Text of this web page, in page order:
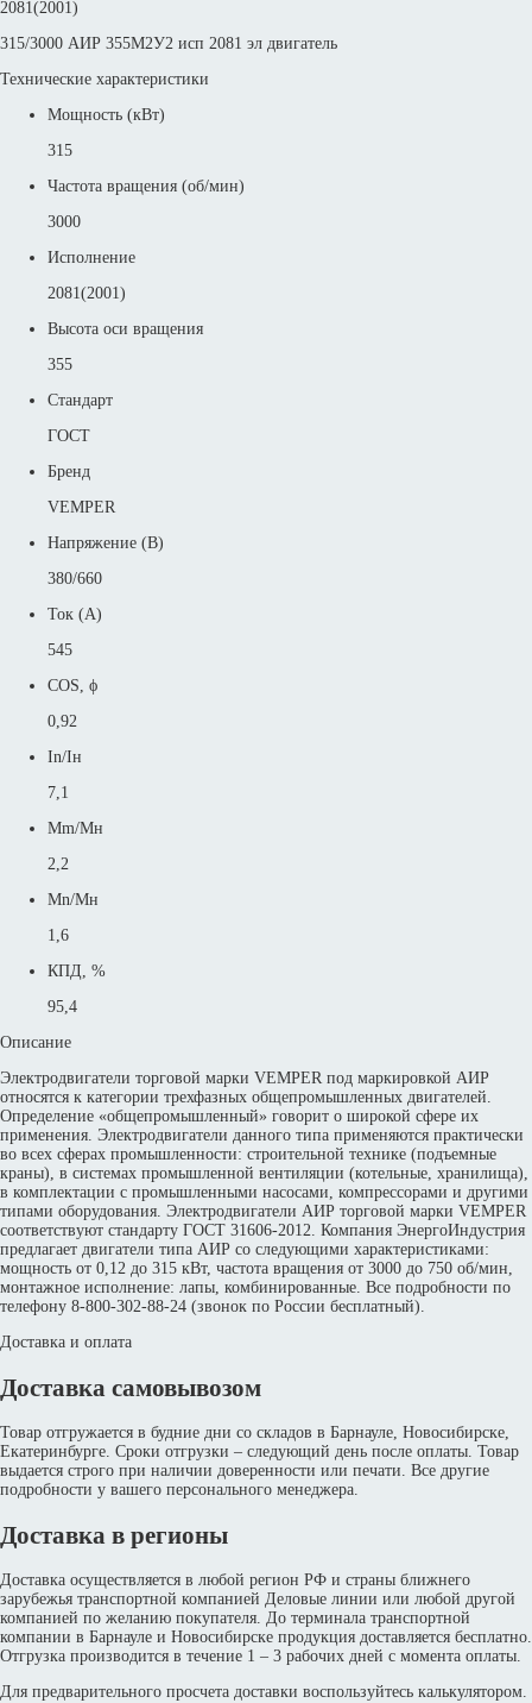
2081(2001)
315/3000 АИР 355М2У2 исп 2081 эл двигатель
Технические характеристики
Мощность (кВт)
315
Частота вращения (об/мин)
3000
Исполнение
2081(2001)
Высота оси вращения
355
Стандарт
ГОСТ
Бренд
VEMPER
Напряжение (В)
380/660
Ток (А)
545
COS, ϕ
0,92
In/Iн
7,1
Mm/Mн
2,2
Mn/Mн
1,6
КПД, %
95,4
Описание
Электродвигатели торговой марки VEMPER под маркировкой АИР
относятся к категории трехфазных общепромышленных двигателей.
Определение «общепромышленный» говорит о широкой сфере их
применения. Электродвигатели данного типа применяются практически
во всех сферах промышленности: строительной технике (подъемные
краны), в системах промышленной вентиляции (котельные, хранилища),
в комплектации с промышленными насосами, компрессорами и другими
типами оборудования. Электродвигатели АИР торговой марки VEMPER
соответствуют стандарту ГОСТ 31606-2012. Компания ЭнергоИндустрия
предлагает двигатели типа АИР со следующими характеристиками:
мощность от 0,12 до 315 кВт, частота вращения от 3000 до 750 об/мин,
монтажное исполнение: лапы, комбинированные. Все подробности по
телефону 8-800-302-88-24 (звонок по России бесплатный).
Доставка и оплата
Доставка самовывозом
Товар отгружается в будние дни со складов в Барнауле, Новосибирске,
Екатеринбурге. Сроки отгрузки – следующий день после оплаты. Товар
выдается строго при наличии доверенности или печати. Все другие
подробности у вашего персонального менеджера.
Доставка в регионы
Доставка осуществляется в любой регион РФ и страны ближнего
зарубежья транспортной компанией Деловые линии или любой другой
компанией по желанию покупателя. До терминала транспортной
компании в Барнауле и Новосибирске продукция доставляется бесплатно.
Отгрузка производится в течение 1 – 3 рабочих дней с момента оплаты.
Для предварительного просчета доставки воспользуйтесь калькулятором.